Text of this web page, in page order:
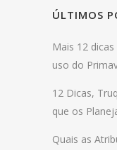
ÚLTIMOS
Mais 12
uso do
12 Dicas,
que os
Quais as